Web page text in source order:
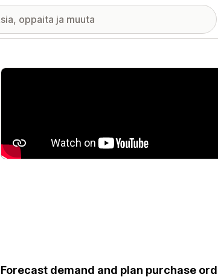
Esittelykuvagalleria
Forecast demand and plan purchase